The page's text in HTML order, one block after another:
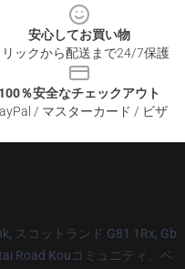
安心してお買い物
リックから配送まで24/7保護
100％安全なチェックアウト
/ マスターカード / ビザ
スコットランド G81 1Rx, Gb
Road Kouコミュニティ、ベ